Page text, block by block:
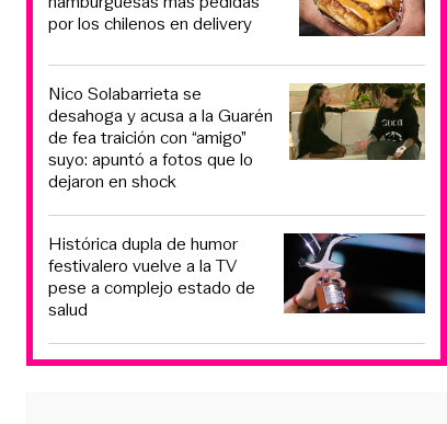
por los chilenos en delivery
Nico Solabarrieta se
desahoga y acusa a la Guarén
de fea traición con “amigo”
suyo: apuntó a fotos que lo
dejaron en shock
Histórica dupla de humor
festivalero vuelve a la TV
pese a complejo estado de
salud